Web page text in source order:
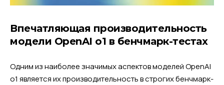
Впечатляющая производительность
модели OpenAI o1 в бенчмарк-тестах
Одним из наиболее значимых аспектов моделей OpenAI
o1 является их производительность в строгих бенчмарк-